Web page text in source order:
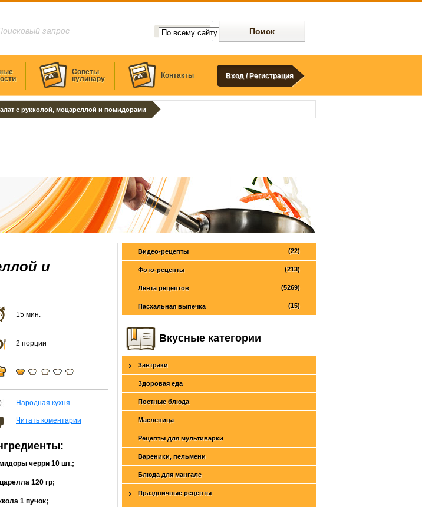
Советы
кулинару
Контакты Вход / Регистрация
с рукколой, моцареллой и помидорами
и
15 мин.
2 порции
Народная кухня
Читать коментарии
черри 10 шт.;
120 гр;
1 пучок;
(22)
Видео-рецепты
(213)
Фото-рецепты
(5269)
Лента рецептов
(15)
Пасхальная выпечка
Вкусные категории
Завтраки
Здоровая еда
Постные блюда
Масленица
Рецепты для мультиварки
Вареники, пельмени
Блюда для мангале
Праздничные рецепты